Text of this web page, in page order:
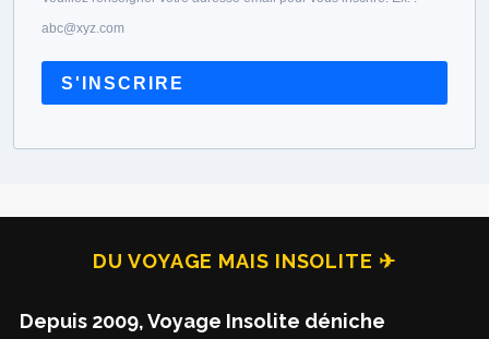
abc@xyz.com
S'INSCRIRE
DU VOYAGE MAIS INSOLITE ✈
Depuis 2009, Voyage Insolite déniche